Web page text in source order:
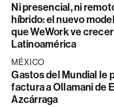
Ni presencial, ni
híbrido: el nuevo
que WeWork ve
Latinoamérica
MÉXICO
Gastos del Mundial le
factura a Ollamani de
Azcárraga